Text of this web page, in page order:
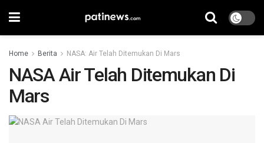
Home Berita NASA: Air Telah Ditemukan Di Mars
NASA Air Telah Ditemukan Di
Mars